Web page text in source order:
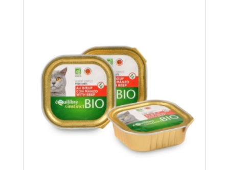
être
choisies
sur
page
du
produit